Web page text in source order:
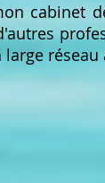
cabinet
large